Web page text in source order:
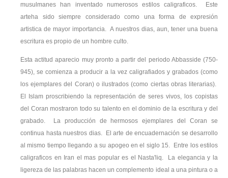
musulmanes han inventado numerosos estilos caligraficos. Este
arteha sido siempre considerado como una forma de expresión
artistica de mayor importancia. A nuestros dias, aun, tener una buena
escritura es propio de un hombre culto.
Esta actitud aparecio muy pronto a partir del periodo Abbasside (750-
945), se comienza a producir a la vez caligrafiados y grabados (como
los ejemplares del Coran) o ilustrados (como ciertas obras literarias).
El Islam proscribiendo la representación de seres vivos, los copistas
del Coran mostraron todo su talento en el dominio de la escritura y del
grabado. La producción de hermosos ejemplares del Coran se
continua hasta nuestros dias. El arte de encuadernación se desarrollo
al mismo tiempo llegando a su apogeo en el siglo 15. Entre los estilos
caligraficos en Iran el mas popular es el Nasta'liq. La elegancia y la
ligereza de las palabras hacen un complemento ideal a una pintura o a